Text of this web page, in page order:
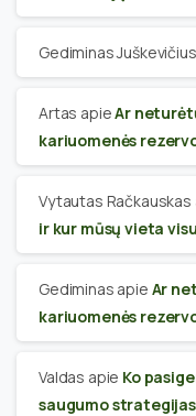
Gediminas Juškevičius
Artas apieAr
kariuomenės
Vytautas Račkauskas
ir kur mūsų vieta
Gediminas apie Ar
kariuomenės
Valdas apie Ko
saugumo strategijas